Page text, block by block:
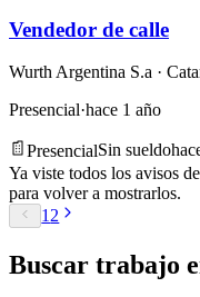
Vendedor de calle
Wurth Argentina S.a ·
Presencial·hace 1 año
PresencialSin sueldo
Ya viste todos los avisos
para volver a mostrarlos.
1 2
Buscar trabajo